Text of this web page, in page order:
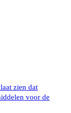
zien dat
voor de